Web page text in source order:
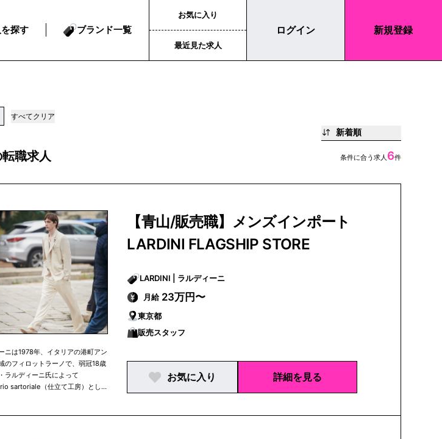
探す ブランド一覧
お気に入り
最近見た求人
ログイン 新規登録
すべてクリア
新着順
職求人 条件に合う求人 6件
ニは1978年、イタリアの港町アン
のフィロットラーノで、弱冠18歳
ラルディーニ氏によって
sartoriale（仕立て工房）とし
【青山/販売職】メンズインポート
LARDINI FLAGSHIP STORE
LARDINI | ラルディーニ
月給 23万円〜
東京都
販売スタッフ
お気に入り 詳細を見る